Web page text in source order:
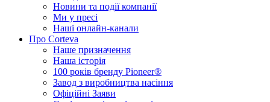
Новини та події компанії
Ми у пресі
Наші онлайн-канали
Про Corteva
Наше призначення
Наша історія
100 років бренду Pioneer®
Завод з виробництва насіння
Офіційні Заяви